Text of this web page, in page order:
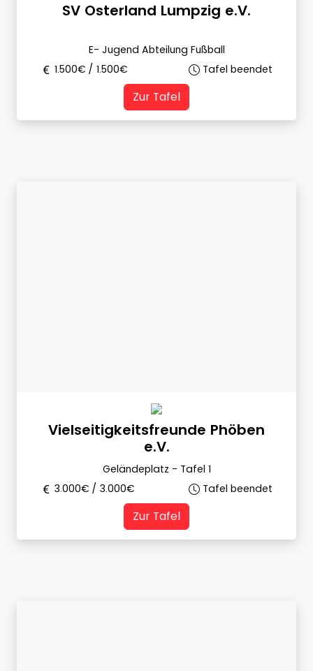
SV Osterland Lumpzig e.V.
E- Jugend Abteilung Fußball
1.500€ / 1.500€ Tafel beendet
Zur Tafel
Vielseitigkeitsfreunde Phöben
e.V.
Geländeplatz - Tafel 1
3.000€ / 3.000€ Tafel beendet
Zur Tafel